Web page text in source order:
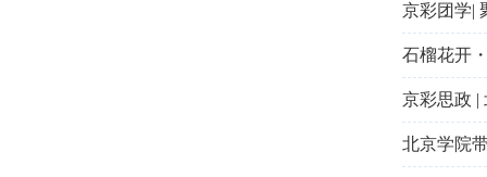
京彩团学|
石榴花开
京彩思政 |
北京学院